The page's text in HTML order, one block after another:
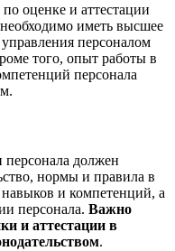
оценке и аттестации
иметь высшее
персоналом
того, опыт работы в
персонала
персонала должен
нормы и правила в
и компетенций, а
персонала. Важно
и аттестации в
.